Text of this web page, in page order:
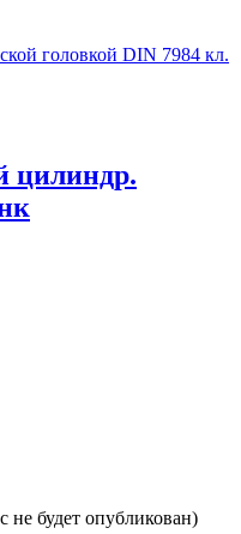
цилиндр.
не будет опубликован)